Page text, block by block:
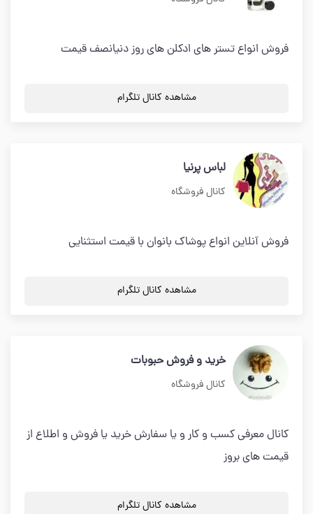
فروش انواع تستر های ادکلن های روز دنیانصف قیمت
مشاهده کانال تلگرام
لباس پرنیا
کانال فروشگاه
فروش آنلاین انواع پوشاک بانوان با قیمت استثنایی
مشاهده کانال تلگرام
خرید و فروش حبوبات
کانال فروشگاه
کانال معرفی کسب و کار و یا سفارش خرید یا فروش و اطلاع از
قیمت های بروز
مشاهده کانال تلگرام